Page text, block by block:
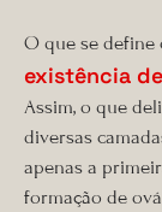
O que se define
existência
Assim, o que
diversas
apenas a
formação de